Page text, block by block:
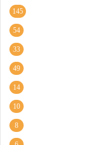
145
54
33
49
14
10
8